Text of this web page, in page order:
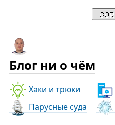
Блог ни о чём
Хаки и трюки
Парусные суда